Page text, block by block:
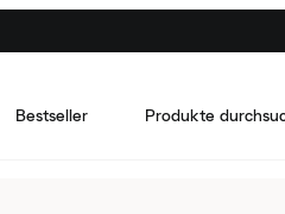
Bestseller Produkte